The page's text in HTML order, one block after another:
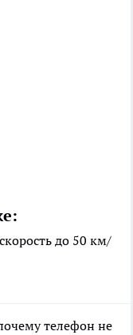
до 50 км/
телефон не